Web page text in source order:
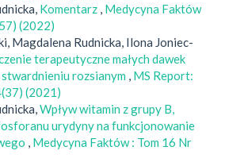
Komentarz , Medycyna Faktów
(2022)
Magdalena Rudnicka, Ilona Joniec-
terapeutyczne małych dawek
rozsianym , MS Report:
(2021)
Wpływ witamin z grupy B,
urydyny na funkcjonowanie
, Medycyna Faktów : Tom 16 Nr